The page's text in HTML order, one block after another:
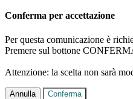
Conferma per accettazione
Per questa comunicazione è
Premere sul bottone
Attenzione: la scelta non sarà
Annulla Conferma